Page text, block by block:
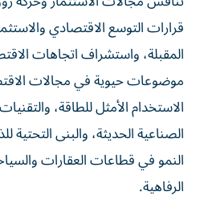
قرارات التوسع الاقتصادي
المقبلة، واستشراف اتجاهات
موضوعات حيوية في مجالات
الاستخدام الأمثل للطاقة،
الصناعية الحديثة، والبنى
النمو في قطاعات العقارات
الرفاهية.